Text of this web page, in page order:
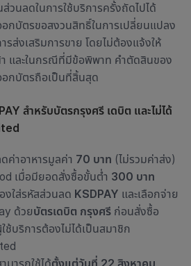
ส่วนลดในการใช้บริการครั้งถัดไปได้
อกบัตรขอสงวนสิทธิ์ในการเปลี่ยนแปลง
ารส่งเสริมการขาย โดยไม่ต้องแจ้งให้
และในกรณีที่มีข้อพิพาท คำตัดสินของ
อกบัตรถือเป็นที่สิ้นสุด
สำหรับบัตรกรุงศรี เดบิต และไม่ได้
ค่าอาหารมูลค่า 70 บาท (ไม่รวมค่าส่ง)
เมื่อมียอดสั่งซื้อขั้นต่ำ 300 บาท
งใส่รหัสส่วนลด KSDPAY และเลือกจ่าย
ด้วยบัตรเดบิต กรุงศรี ก่อนสั่งซื้อ
ช้บริการต้องไม่ได้เป็นสมาชิก